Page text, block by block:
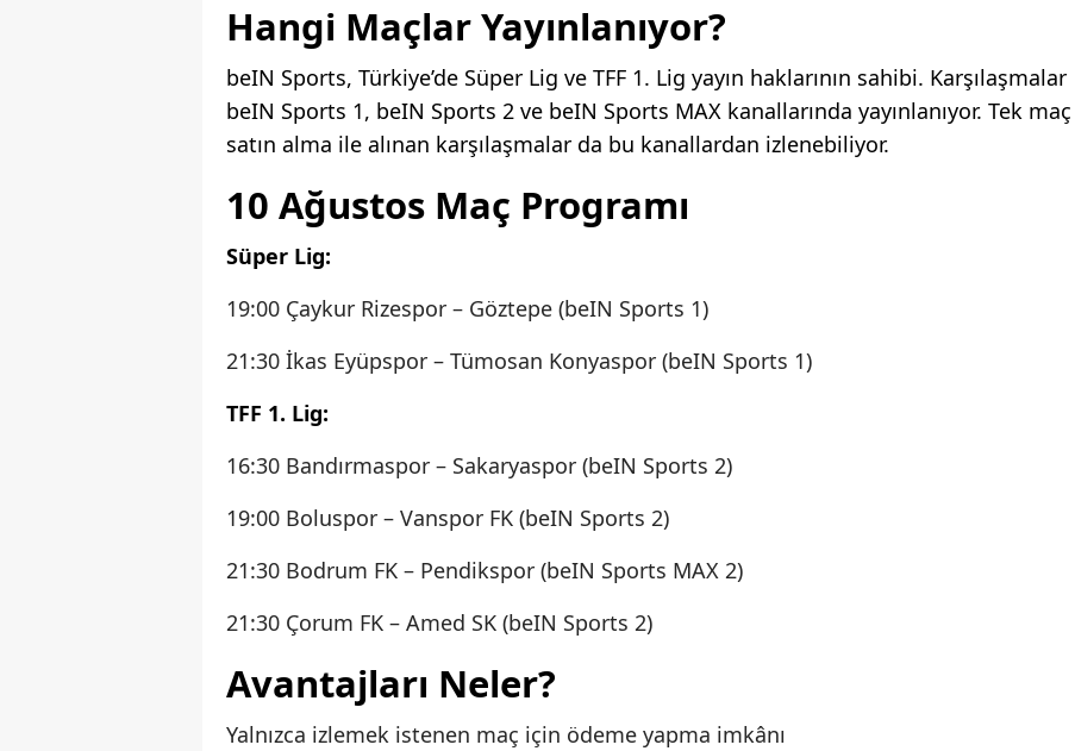
Hangi Maçlar Yayınlanıyor?
beIN Sports, Türkiye’de Süper Lig ve TFF 1. Lig yayın haklarının sahibi. Karşılaşmalar
beIN Sports 1, beIN Sports 2 ve beIN Sports MAX kanallarında yayınlanıyor. Tek maç
satın alma ile alınan karşılaşmalar da bu kanallardan izlenebiliyor.
10 Ağustos Maç Programı
Süper Lig:
19:00 Çaykur Rizespor – Göztepe (beIN Sports 1)
21:30 İkas Eyüpspor – Tümosan Konyaspor (beIN Sports 1)
TFF 1. Lig:
16:30 Bandırmaspor – Sakaryaspor (beIN Sports 2)
19:00 Boluspor – Vanspor FK (beIN Sports 2)
21:30 Bodrum FK – Pendikspor (beIN Sports MAX 2)
21:30 Çorum FK – Amed SK (beIN Sports 2)
Avantajları Neler?
Yalnızca izlemek istenen maç için ödeme yapma imkânı